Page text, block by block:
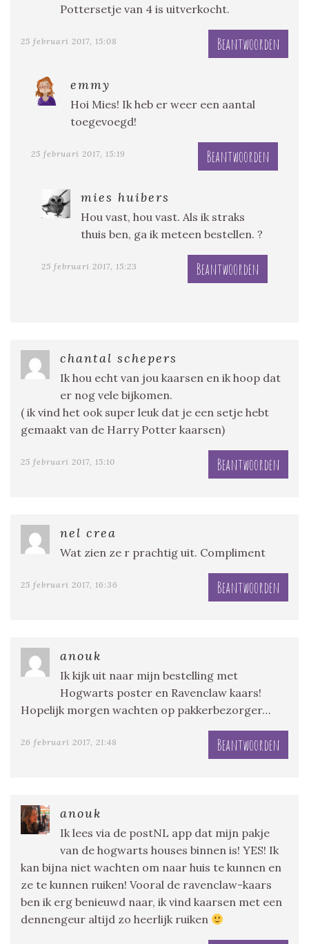
Pottersetje van 4 is uitverkocht.
25 februari 2017, 15:08 Beantwoorden
emmy
Hoi Mies! Ik heb er weer een aantal
toegevoegd!
25 februari 2017, 15:19 Beantwoorden
mies huibers
Hou vast, hou vast. Als ik straks
thuis ben, ga ik meteen bestellen. ?
25 februari 2017, 15:23 Beantwoorden
chantal schepers
Ik hou echt van jou kaarsen en ik hoop dat
er nog vele bijkomen.
( ik vind het ook super leuk dat je een setje hebt
gemaakt van de Harry Potter kaarsen)
25 februari 2017, 15:10 Beantwoorden
nel crea
Wat zien ze r prachtig uit. Compliment
25 februari 2017, 16:36 Beantwoorden
anouk
Ik kijk uit naar mijn bestelling met
Hogwarts poster en Ravenclaw kaars!
Hopelijk morgen wachten op pakkerbezorger…
26 februari 2017, 21:48 Beantwoorden
anouk
Ik lees via de postNL app dat mijn pakje
van de hogwarts houses binnen is! YES! Ik
kan bijna niet wachten om naar huis te kunnen en
ze te kunnen ruiken! Vooral de ravenclaw-kaars
ben ik erg benieuwd naar, ik vind kaarsen met een
dennengeur altijd zo heerlijk ruiken